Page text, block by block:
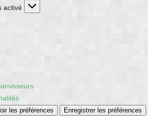
activé
les préférences Enregistrer les préférences